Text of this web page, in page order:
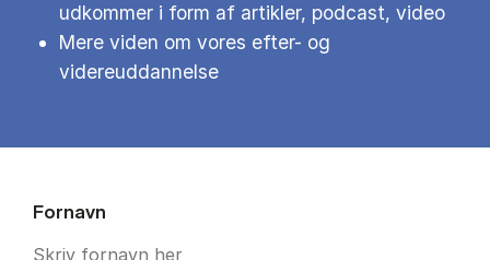
udkommer i form af artikler, podcast, video
Mere viden om vores efter- og
videreuddannelse
Fornavn